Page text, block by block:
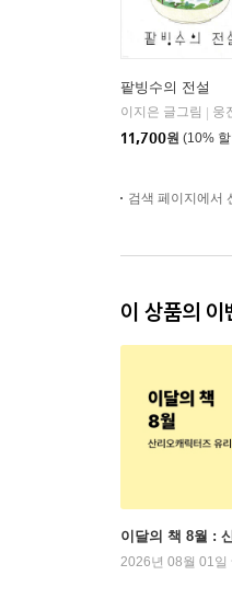
팥빙수의 전설
이지은 글그림
웅진
11,700원 (10%
검색 페이지에서
이 상품의 이
이달의 책 8월 :
2026년 08월 01일